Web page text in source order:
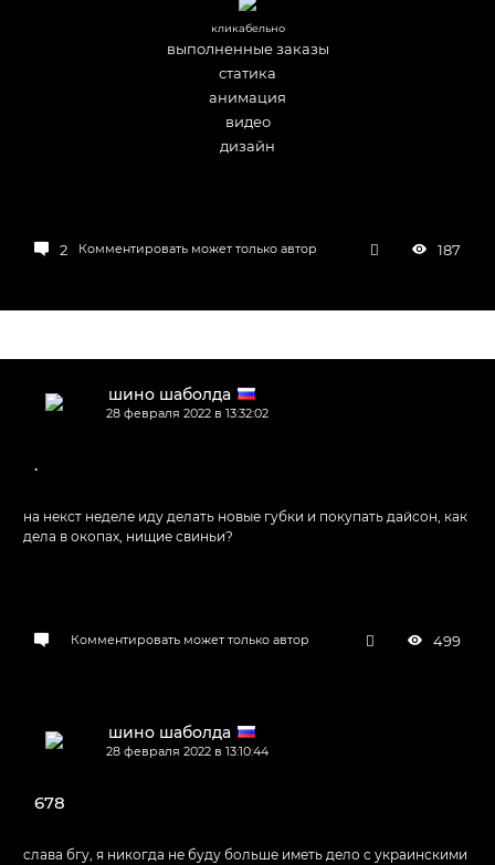
кликабельно
выполненные заказы
статика
анимация
видео
дизайн
2 Комментировать может только автор 187
шино шаболда
28 февраля 2022 в 13:32:02
.
на некст неделе иду делать новые губки и покупать дайсон, как
дела в окопах, нищие свиньи?
Комментировать может только автор 499
шино шаболда
28 февраля 2022 в 13:10:44
678
слава бгу, я никогда не буду больше иметь дело с украинскими